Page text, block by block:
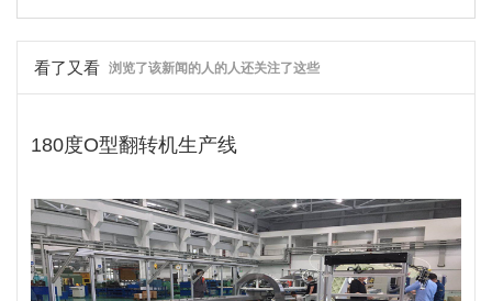
看了又看 浏览了该新闻的人的人还关注了这些
180度O型翻转机生产线